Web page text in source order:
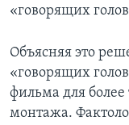
«говорящих
Объясняя это
«говорящих
фильма для более
монтажа.